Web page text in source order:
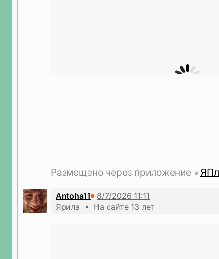
Размещено через приложение
Antoha11
Ярила • На сайте 13 лет